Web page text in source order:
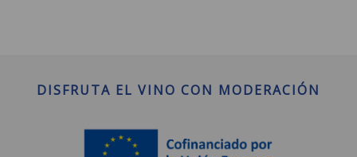
DISFRUTA EL VINO CON MODERACIÓN